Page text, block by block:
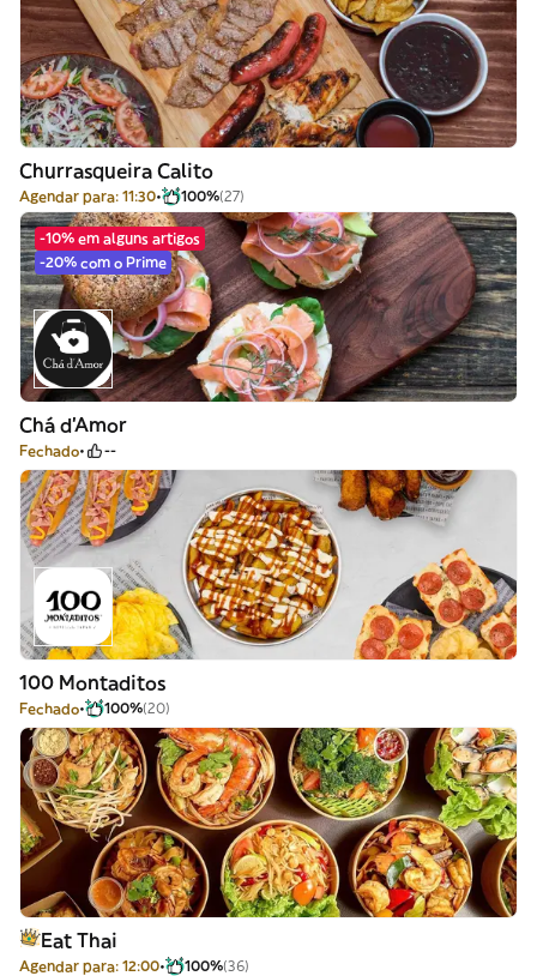
Churrasqueira Calito
Agendar para: 11:30 100%(27)
-10% em alguns artigos
-20% com o Prime
Chá d'Amor
Fechado --
100 Montaditos
Fechado 100%(20)
Eat Thai
Agendar para: 12:00 100%(36)